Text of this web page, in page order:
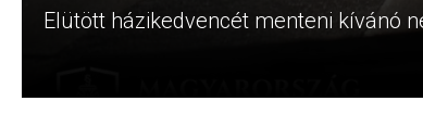
Elütött házikedvencét menteni kívánó